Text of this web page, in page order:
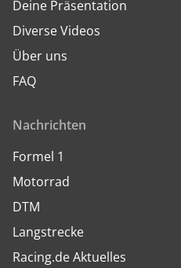
Deine Präsentation
Diverse Videos
Über uns
FAQ
Nachrichten
Formel 1
Motorrad
DTM
Langstrecke
Racing.de Aktuelles